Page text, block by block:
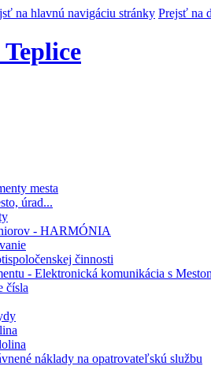
na hlavnú navigáciu stránky Prejsť na
mesta
úrad...
- HARMÓNIA
činnosti
- Elektronická komunikácia s
čísla
náklady na opatrovateľskú službu